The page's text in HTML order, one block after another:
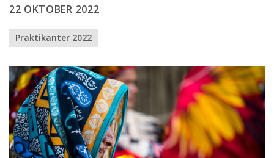
22 OKTOBER 2022
Praktikanter 2022